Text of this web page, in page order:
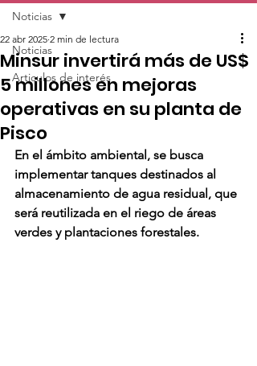
Noticias
Articulos de interés
Noticias
Minsur invertirá más de US$
5 millones en mejoras
operativas en su planta de
Pisco
22 abr 2025 2 min de lectura
En el ámbito ambiental, se busca
implementar tanques destinados al
almacenamiento de agua residual, que
será reutilizada en el riego de áreas
verdes y plantaciones forestales.